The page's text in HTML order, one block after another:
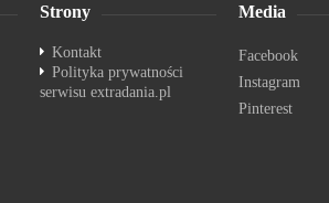
Strony
Kontakt
Polityka prywatności
serwisu extradania.pl
Media
Facebook
Instagram
Pinterest